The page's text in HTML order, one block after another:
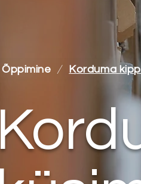
Õppimine / Korduma